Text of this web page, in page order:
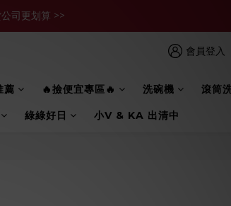
司更划算 >>
】再享2%優惠
會員登入
薦 🔥撿便宜專區🔥 洗碗機 滾筒
綠綠好日 小V & KA 出清中